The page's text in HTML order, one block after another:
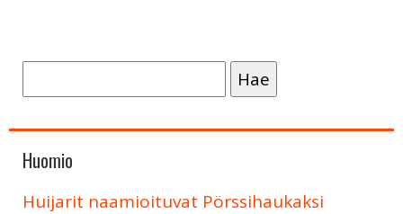
Huomio
Huijarit naamioituvat Pörssihaukaksi